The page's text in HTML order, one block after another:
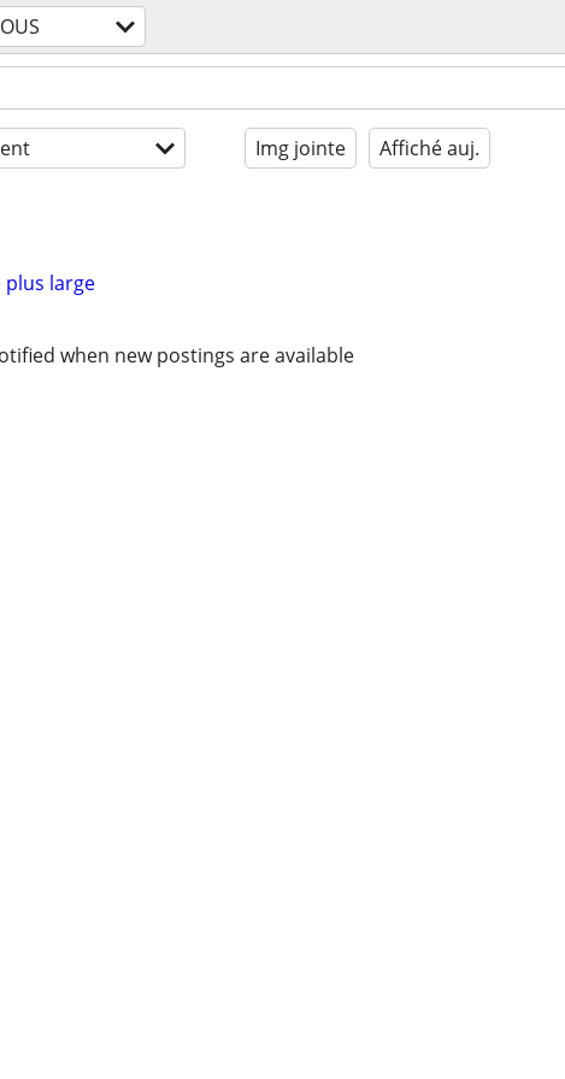
Img jointe Affiché auj.
plus large
when new postings are available